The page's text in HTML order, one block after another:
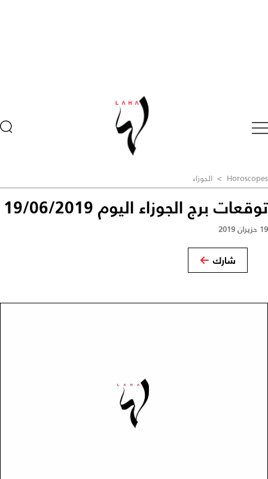
Horoscopes
> الجوزاء
توقعات برج الجوزاء اليوم 19/06/2019
19 حزيران 2019
شارك